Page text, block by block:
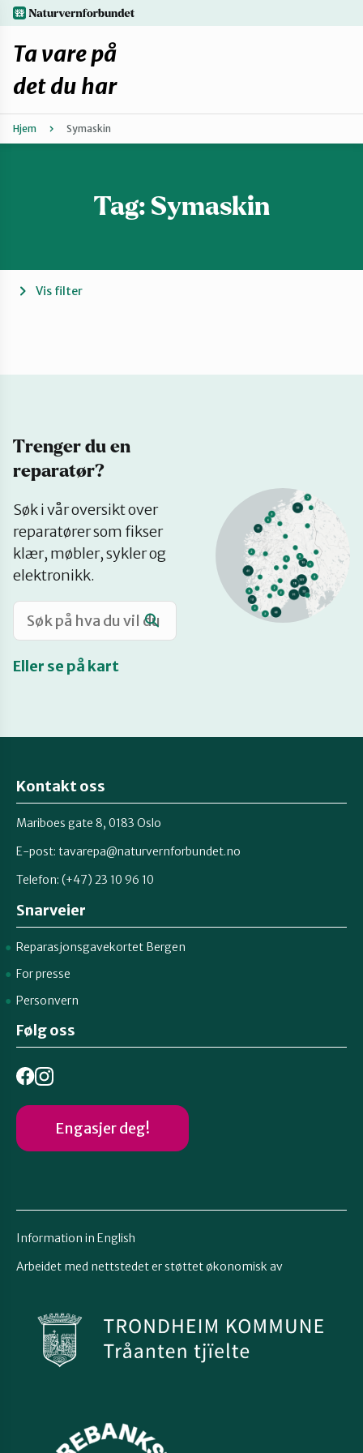
Hopp
til
hovedinnhold
Fiksetips
Forbehold
Mitt navn
Møt reparatørene
Om oss
Retten til reparasjon
naturvernforbundet.no
Ta vare på
det du har
Hjem Symaskin
Tag: Symaskin
Vis filter
Trenger du en
reparatør?
Søk i vår oversikt over
reparatører som fikser
klær, møbler, sykler og
elektronikk.
Eller se på kart
på
kart
Kontakt oss
Mariboes gate 8, 0183 Oslo
E-post: tavarepa@naturvernforbundet.no
Telefon: (+47) 23 10 96 10
Snarveier
Reparasjonsgavekortet Bergen
For presse
Personvern
Følg oss
Engasjer deg!
Information in English
Arbeidet med nettstedet er støttet økonomisk av